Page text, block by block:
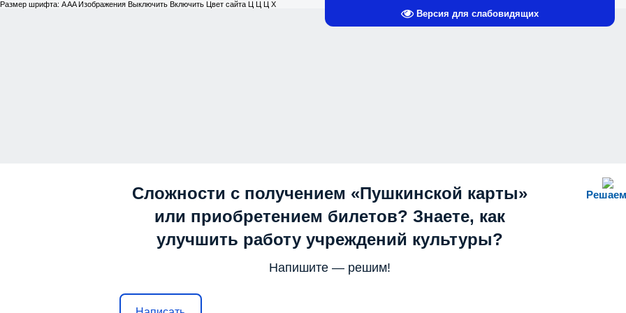
Версия для слабовидящих
Размер шрифта: AAAИзображения Выключить Включить Цвет сайта Ц Ц Ц Х
Сложности с получением «Пушкинской карты»
или приобретением билетов? Знаете, как
улучшить работу учреждений культуры?
Напишите — решим!